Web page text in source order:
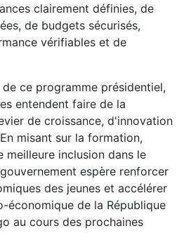
clairement définies, de
de budgets sécurisés,
vérifiables et de
ce programme présidentiel,
entendent faire de la
de croissance, d'innovation
misant sur la formation,
meilleure inclusion dans le
espère renforcer
des jeunes et accélérer
économique de la République
au cours des prochaines